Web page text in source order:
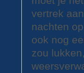
vertrek
nachten
ook nog
zou